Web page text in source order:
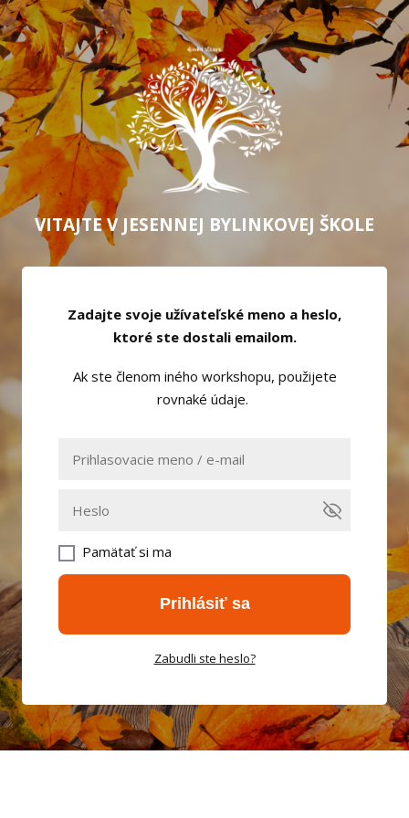
VITAJTE V JESENNEJ BYLINKOVEJ ŠKOLE
Zadajte svoje užívateľské meno a heslo,
ktoré ste dostali emailom.
Ak ste členom iného workshopu, použijete
rovnaké údaje.
Pamätať si ma
Prihlásiť sa
Zabudli ste heslo?